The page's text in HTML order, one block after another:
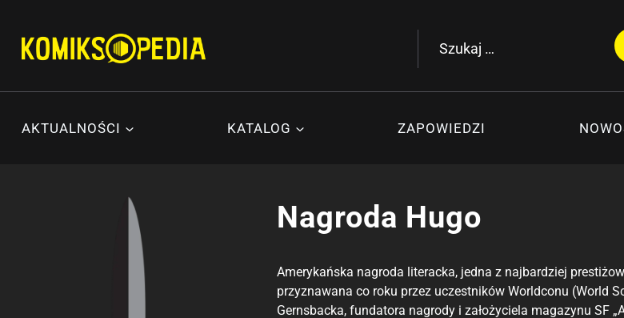
treści
Szukaj:
AKTUALNOŚCI KATALOG ZAPOWIEDZI
Nagroda Hugo
Amerykańska nagroda literacka, jedna z najbardziej
przyznawana co roku przez uczestników Worldconu (World
Gernsbacka, fundatora nagrody i założyciela magazynu SF